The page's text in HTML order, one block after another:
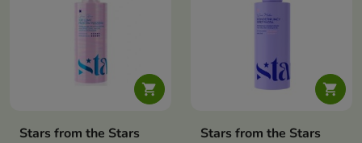

Stars from the Stars

Stars from the Stars